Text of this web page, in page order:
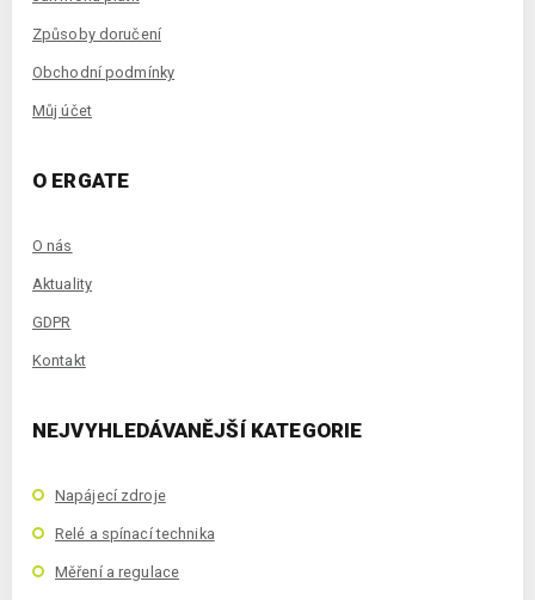
Způsoby doručení
Obchodní podmínky
Můj účet
O ERGATE
O nás
Aktuality
GDPR
Kontakt
NEJVYHLEDÁVANĚJŠÍ KATEGORIE
Napájecí zdroje
Relé a spínací technika
Měření a regulace